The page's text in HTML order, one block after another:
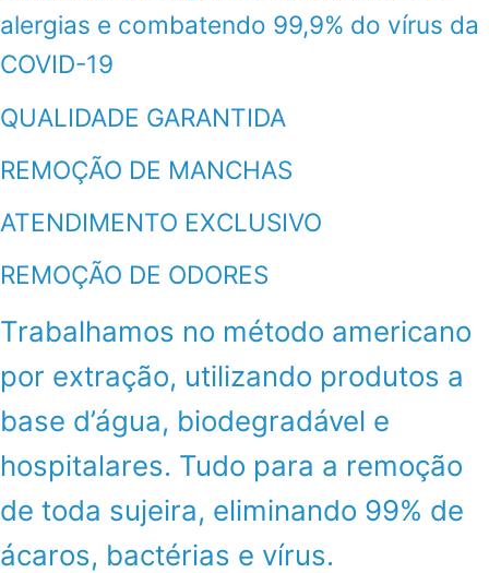
alergias e combatendo 99,9% do vírus da
COVID-19
QUALIDADE GARANTIDA
REMOÇÃO DE MANCHAS
ATENDIMENTO EXCLUSIVO
REMOÇÃO DE ODORES
Trabalhamos no método americano
por extração, utilizando produtos a
base d’água, biodegradável e
hospitalares. Tudo para a remoção
de toda sujeira, eliminando 99% de
ácaros, bactérias e vírus.